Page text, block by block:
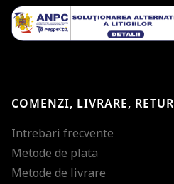
COMENZI, LIVRARE, RETUR
Intrebari frecvente
Metode de plata
Metode de livrare